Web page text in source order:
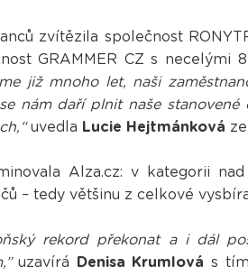
zvítězila společnost
GRAMMER CZ s necelými
již mnoho let, naši
nám daří plnit naše
uvedla Lucie Hejtmánková
Alza.cz: v kategorii
– tedy většinu z celkové
rekord překonat a i dál
uzavírá Denisa Krumlová s